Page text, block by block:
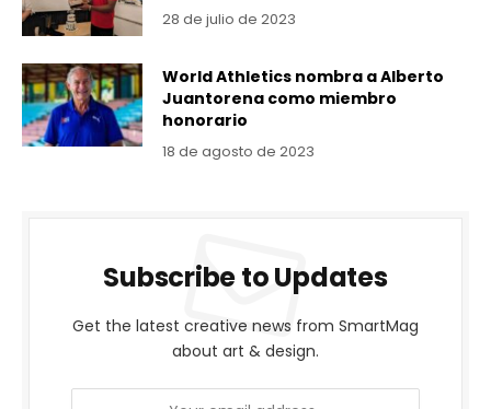
28 de julio de 2023
World Athletics nombra a Alberto
Juantorena como miembro
honorario
18 de agosto de 2023
Subscribe to Updates
Get the latest creative news from SmartMag
about art & design.